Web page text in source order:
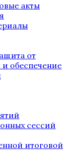
акты
от
обеспечение
сессий
итоговой